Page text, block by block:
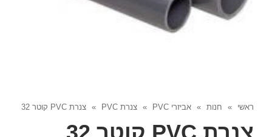
ראשי » חנות » אביזרי PVC » צנרת PVC » צנרת PVC קוטר 32